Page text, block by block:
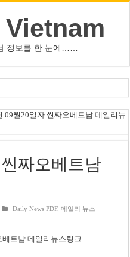
정보를 한 눈에……
방위조약 체결
사이버공격 위험 우려
3-1 제압 2연승
안보 핵심 자산으로 재부상
각…트럼프 ‘재고’ 촉구
09월20일자 씬짜오베트남 데일리뉴
씬짜오베트남
Daily News PDF,데일리 뉴스
트남 데일리뉴스링크